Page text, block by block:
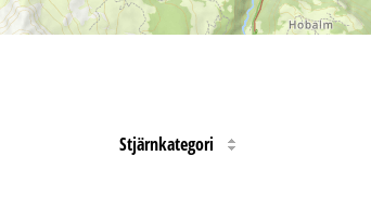
Stjärnkategori